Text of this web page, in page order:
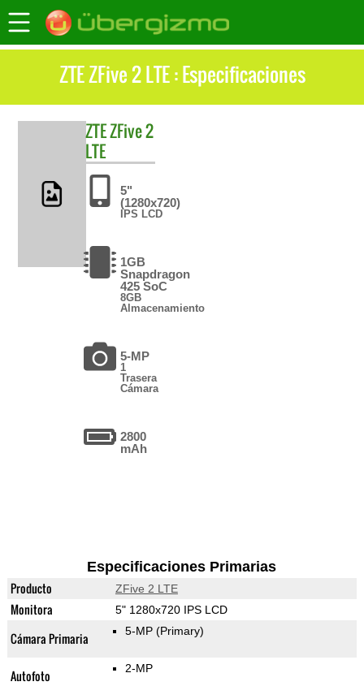
ZTE ZFive 2 LTE : Especificaciones
ZTEZFive 2
LTE
5"
(1280x720)
IPS LCD
1GB
Snapdragon
425 SoC
8GB
Almacenamiento
5-MP
1
Trasera
Cámara
2800
mAh
Especificaciones Primarias
Producto ZFive 2 LTE
Monitora 5" 1280x720 IPS LCD
Cámara Primaria 5-MP (Primary)
Autofoto 2-MP